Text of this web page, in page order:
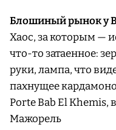
Блошиный рынок у
Хаос, за которым —
что-то затаенное:
руки, лампа, что
пахнущее
Porte Bab El Khemis,
Мажорель